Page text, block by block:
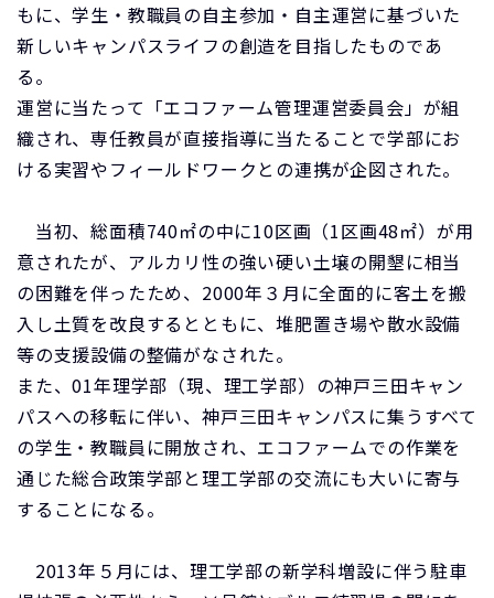
もに、学生・教職員の自主参加・自主運営に基づいた
新しいキャンパスライフの創造を目指したものであ
る。
運営に当たって「エコファーム管理運営委員会」が組
織され、専任教員が直接指導に当たることで学部にお
ける実習やフィールドワークとの連携が企図された。
当初、総面積740㎡の中に10区画（1区画48㎡）が用
意されたが、アルカリ性の強い硬い土壌の開墾に相当
の困難を伴ったため、2000年３月に全面的に客土を搬
入し土質を改良するとともに、堆肥置き場や散水設備
等の支援設備の整備がなされた。
また、01年理学部（現、理工学部）の神戸三田キャン
パスへの移転に伴い、神戸三田キャンパスに集うすべて
の学生・教職員に開放され、エコファームでの作業を
通じた総合政策学部と理工学部の交流にも大いに寄与
することになる。
2013年５月には、理工学部の新学科増設に伴う駐車